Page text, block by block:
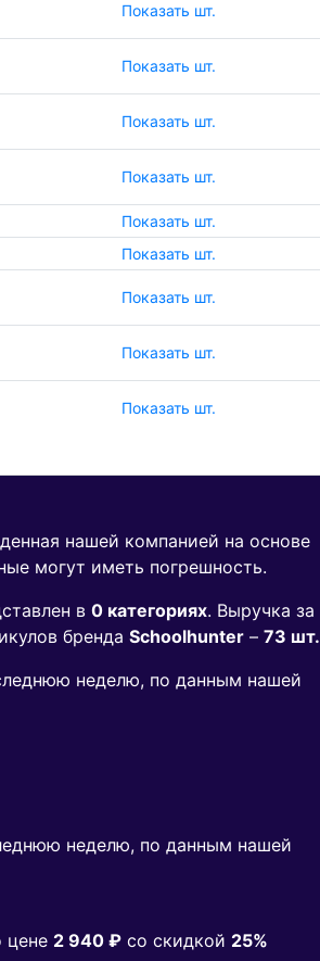
Показать шт.
Показать шт.
Показать шт.
Показать шт.
Показать шт.
Показать шт.
Показать шт.
Показать шт.
Показать шт.
нашей компанией на основе
могут иметь погрешность.
в 0 категориях. Выручка за
бренда Schoolhunter – 73 шт.
неделю, по данным нашей
неделю, по данным нашей
цене 2 940 ₽ co скидкой 25%